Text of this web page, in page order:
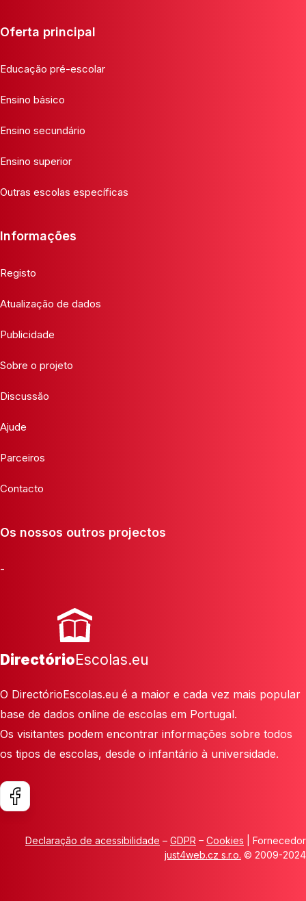
Oferta principal
Educação pré-escolar
Ensino básico
Ensino secundário
Ensino superior
Outras escolas específicas
Informações
Registo
Atualização de dados
Publicidade
Sobre o projeto
Discussão
Ajude
Parceiros
Contacto
Os nossos outros projectos
-
DirectórioEscolas.eu
O DirectórioEscolas.eu é a maior e cada vez mais popular
base de dados online de escolas em Portugal.
Os visitantes podem encontrar informações sobre todos
os tipos de escolas, desde o infantário à universidade.
Declaração de acessibilidade – GDPR – Cookies | Fornecedor
just4web.cz s.r.o. © 2009-2024